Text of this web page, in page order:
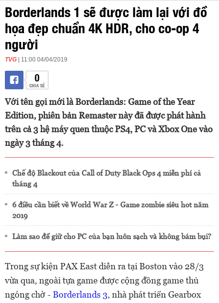
Borderlands 1 sẽ được làm lại với đồ
họa đẹp chuẩn 4K HDR, cho co-op 4
người
TVG | 11:00 04/04/2019
0
CHIA SẺ
Với tên gọi mới là Borderlands: Game of the Year
Edition, phiên bản Remaster này đã được phát hành
trên cả 3 hệ máy quen thuộc PS4, PC và Xbox One vào
ngày 3 tháng 4.
Chế độ Blackout của Call of Duty Black Ops 4 miễn phí cả
tháng 4
6 điều cần biết về World War Z - Game zombie siêu hot năm
2019
Làm sao để giữ cho PC của bạn luôn sạch và không bám bụi?
Trong sự kiện PAX East diễn ra tại Boston vào 28/3
vừa qua, ngoài tựa game được cộng đồng game thủ
ngóng chờ - Borderlands 3, nhà phát triển Gearbox